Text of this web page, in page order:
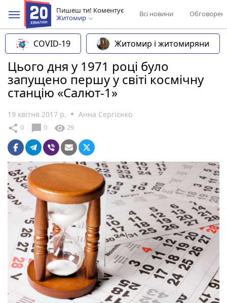
Пишеш ти! Коментує
Житомир
Всі новини
COVID-19 Житомир і житомиряни
Цього дня у 1971 році було
запущено першу у світі космічну
станцію «Салют-1»
19 квітня 2017 р. Анна Сергієнко
share 0 chat_bubble 0 visibility 29